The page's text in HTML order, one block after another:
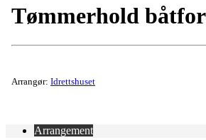
Tømmerhold
Arrangør: Idrettshuset
Arrangement